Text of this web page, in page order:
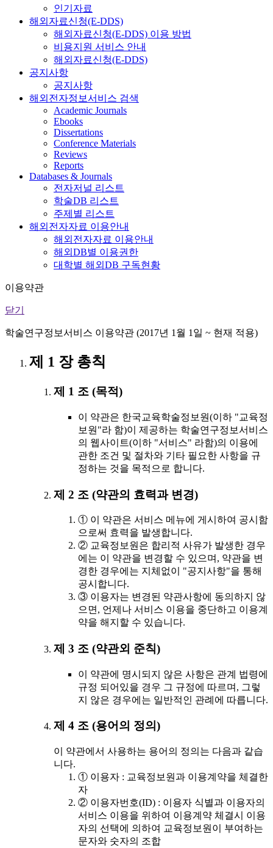
인기자료
해외자료신청(E-DDS)
해외자료신청(E-DDS) 이용 방법
비용지원 서비스 안내
해외자료신청(E-DDS)
공지사항
공지사항
해외전자정보서비스 검색
Academic Journals
Ebooks
Dissertations
Conference Materials
Reviews
Reports
Databases & Journals
전자저널 리스트
학술DB 리스트
주제별 리스트
해외전자자료 이용안내
해외전자자료 이용안내
해외DB별 이용권한
대학별 해외DB 구독현황
이용약관
닫기
학술연구정보서비스 이용약관 (2017년 1월 1일 ~ 현재 적용)
제 1 장 총칙
제 1 조 (목적)
이 약관은 한국교육학술정보원(이하 "교육정
보원"라 함)이 제공하는 학술연구정보서비스
의 웹사이트(이하 "서비스" 라함)의 이용에
관한 조건 및 절차와 기타 필요한 사항을 규
정하는 것을 목적으로 합니다.
제 2 조 (약관의 효력과 변경)
① 이 약관은 서비스 메뉴에 게시하여 공시함
으로써 효력을 발생합니다.
② 교육정보원은 합리적 사유가 발생한 경우
에는 이 약관을 변경할 수 있으며, 약관을 변
경한 경우에는 지체없이 "공지사항"을 통해
공시합니다.
③ 이용자는 변경된 약관사항에 동의하지 않
으면, 언제나 서비스 이용을 중단하고 이용계
약을 해지할 수 있습니다.
제 3 조 (약관외 준칙)
이 약관에 명시되지 않은 사항은 관계 법령에
규정 되어있을 경우 그 규정에 따르며, 그렇
지 않은 경우에는 일반적인 관례에 따릅니다.
제 4 조 (용어의 정의)
이 약관에서 사용하는 용어의 정의는 다음과 같습
니다.
① 이용자 : 교육정보원과 이용계약을 체결한
자
② 이용자번호(ID) : 이용자 식별과 이용자의
서비스 이용을 위하여 이용계약 체결시 이용
자의 선택에 의하여 교육정보원이 부여하는
문자와 숫자의 조합